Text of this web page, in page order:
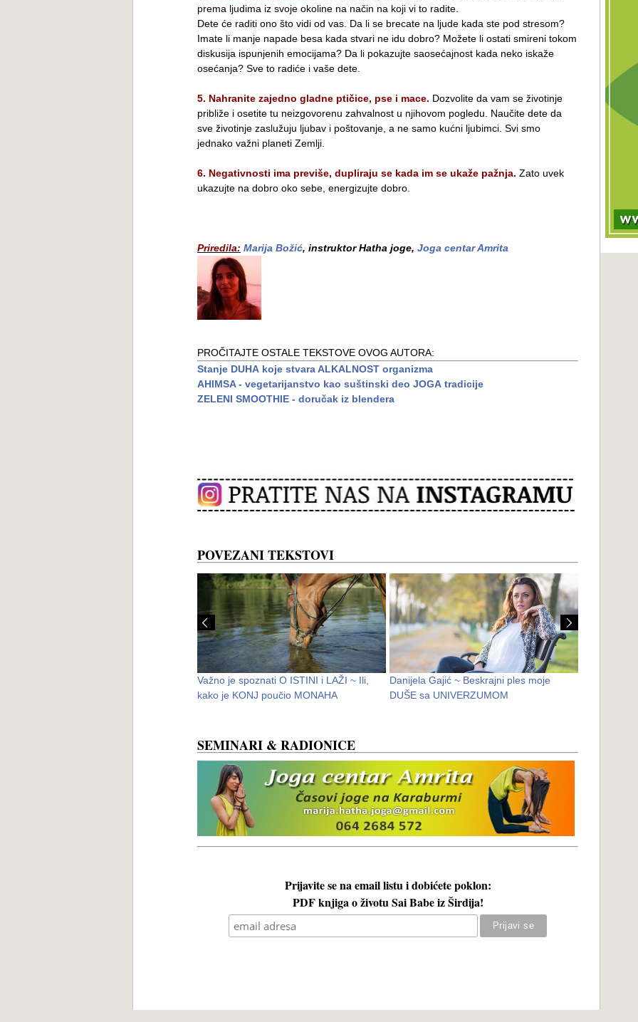
prema ljudima iz svoje okoline na način na koji vi to radite.
Dete će raditi ono što vidi od vas. Da li se brecate na ljude kada ste pod stresom?
Imate li manje napade besa kada stvari ne idu dobro? Možete li ostati smireni tokom
diskusija ispunjenih emocijama? Da li pokazujte saosećajnost kada neko iskaže
osećanja? Sve to radiće i vaše dete.
5. Nahranite zajedno gladne ptičice, pse i mace. Dozvolite da vam se životinje
približe i osetite tu neizgovorenu zahvalnost u njihovom pogledu. Naučite dete da
sve životinje zaslužuju ljubav i poštovanje, a ne samo kućni ljubimci. Svi smo
jednako važni planeti Zemlji.
6. Negativnosti ima previše, dupliraju se kada im se ukaže pažnja. Zato uvek
ukazujte na dobro oko sebe, energizujte dobro.
Priredila: Marija Božić, instruktor Hatha joge, Joga centar Amrita
PROČITAJTE OSTALE TEKSTOVE OVOG AUTORA:
Stanje DUHA koje stvara ALKALNOST organizma
AHIMSA - vegetarijanstvo kao suštinski deo JOGA tradicije
ZELENI SMOOTHIE - doručak iz blendera
POVEZANI TEKSTOVI
Važno je spoznati O ISTINI i LAŽI ~ Ili,
kako je KONJ poučio MONAHA
Danijela Gajić ~ Beskrajni ples moje
DUŠE sa UNIVERZUMOM
SEMINARI & RADIONICE
Prijavite se na email listu i dobićete poklon:
PDF knjiga o životu Sai Babe iz Širdija!